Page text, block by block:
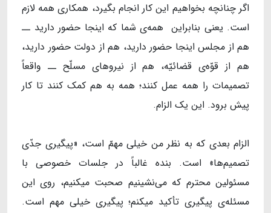
اگر چنانچه بخواهیم این کار انجام بگیرد، همکاری همه لازم
است. یعنی بنابراین همه‌ی شما که اینجا حضور دارید ــ
هم از مجلس اینجا حضور دارید، هم از دولت حضور دارید،
هم از قوّه‌ی قضائیّه، هم از نیروهای مسلّح ــ واقعاً
تصمیمات را همه عمل کنند؛ همه به هم کمک کنند تا کار
پیش برود. این یک الزام.
الزام بعدی که به نظر من خیلی مهمّ است، «پیگیری جدّی
تصمیم‌ها» است. بنده غالباً در جلسات خصوصی با
مسئولین محترم که می‌نشینیم صحبت میکنیم، روی این
مسئله‌ی پیگیری تأکید میکنم؛ پیگیری خیلی مهم است.